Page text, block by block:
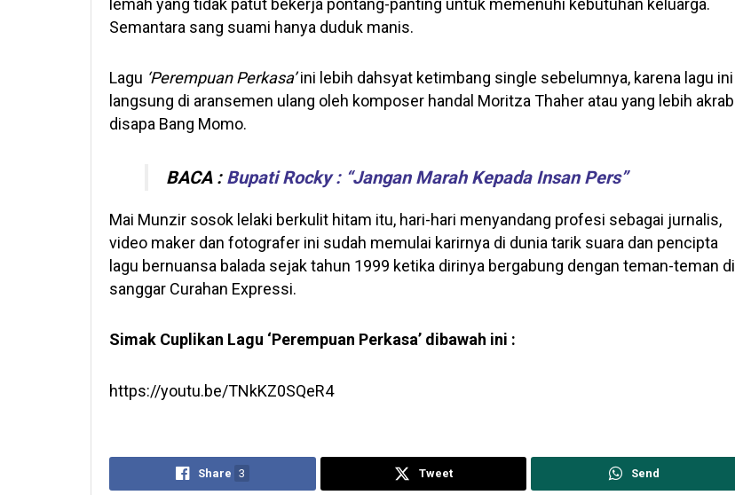
Semantara sang suami hanya duduk manis.
Lagu ‘Perempuan Perkasa’ini lebih dahsyat ketimbang single sebelumnya, karena lagu ini
langsung di aransemen ulang oleh komposer handal Moritza Thaher atau yang lebih akrab
disapa Bang Momo.
BACA : Bupati Rocky : “Jangan Marah Kepada Insan Pers”
Mai Munzir sosok lelaki berkulit hitam itu, hari-hari menyandang profesi sebagai jurnalis,
video maker dan fotografer ini sudah memulai karirnya di dunia tarik suara dan pencipta
lagu bernuansa balada sejak tahun 1999 ketika dirinya bergabung dengan teman-teman di
sanggar Curahan Expressi.
Simak Cuplikan Lagu ‘Perempuan Perkasa’ dibawah ini :
https://youtu.be/TNkKZ0SQeR4
Share 3 Tweet Send